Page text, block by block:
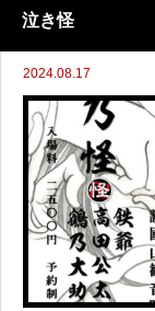
泣き怪
2024.08.17